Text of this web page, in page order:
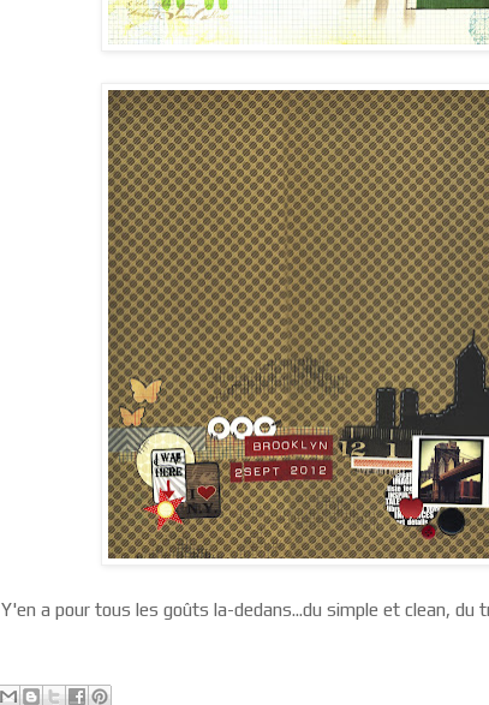
Y'en a pour tous les goûts la-dedans...du simple et clean, du